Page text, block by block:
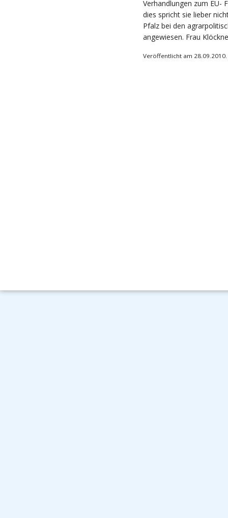
Verhandlungen zum EU-
dies spricht sie lieber
Pfalz bei den
angewiesen. Frau
Veröffentlicht am 28.09.2010.